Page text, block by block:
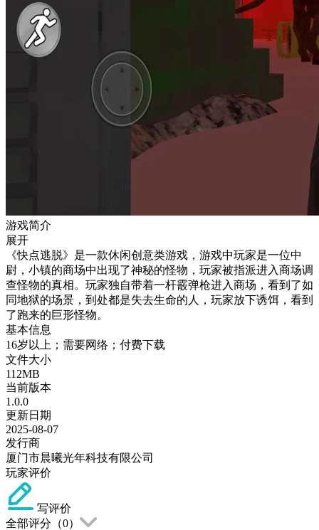
游戏简介
展开
《快点逃脱》是一款休闲创意类游戏，游戏中玩家是一位中
尉，小镇的商场中出现了神秘的怪物，玩家被指派进入商场调
查怪物的真相。玩家独自带着一杆霰弹枪进入商场，看到了如
同地狱的场景，到处都是失去生命的人，玩家放下诱饵，看到
了跑来的巨形怪物。
基本信息
16岁以上；需要网络；付费下载
文件大小
112MB
当前版本
1.0.0
更新日期
2025-08-07
发行商
厦门市晨曦光年科技有限公司
玩家评价
写评价
全部评分（0）